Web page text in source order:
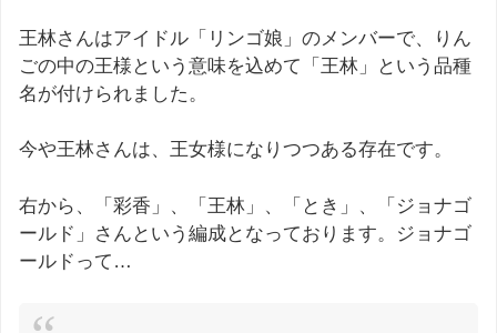
王林さんはアイドル「リンゴ娘」のメンバーで、りん
ごの中の王様という意味を込めて「王林」という品種
名が付けられました。
今や王林さんは、王女様になりつつある存在です。
右から、「彩香」、「王林」、「とき」、「ジョナゴ
ールド」さんという編成となっております。ジョナゴ
ールドって…